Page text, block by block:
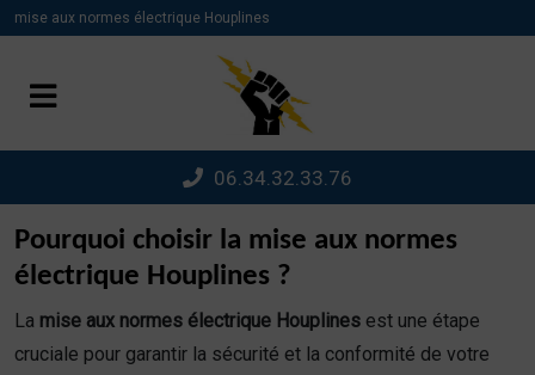
mise aux normes électrique Houplines
06.34.32.33.76
Pourquoi choisir la mise aux normes
électrique Houplines ?
La mise aux normes électrique Houplines est une étape
cruciale pour garantir la sécurité et la conformité de votre
Panneau de gestion des cookies